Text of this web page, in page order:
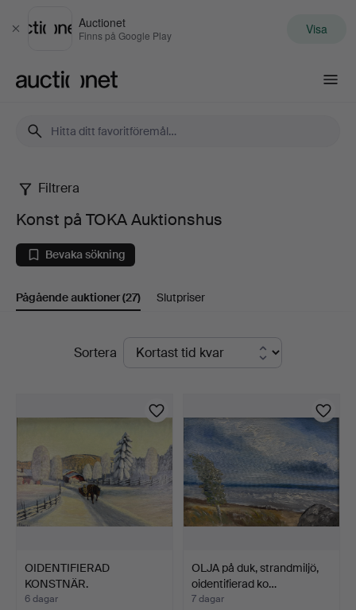
Stäng
Auctionet
Finns på Google Play Visa
Konst
på
TOKA
Auktionshus
Filtrera
Konst på TOKA Auktionshus
Bevaka sökning
Pågående auktioner(27) Slutpriser
PågåendeSortera
OIDENTIFIERAD
KONSTNÄR.
OLJEMÅLNING - Fork…
6 dagar
OLJA på duk, strandmiljö,
oidentifierad ko…
7 dagar